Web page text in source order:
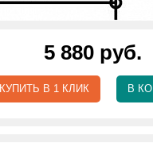
5 880 руб.
КУПИТЬ В 1 КЛИК В